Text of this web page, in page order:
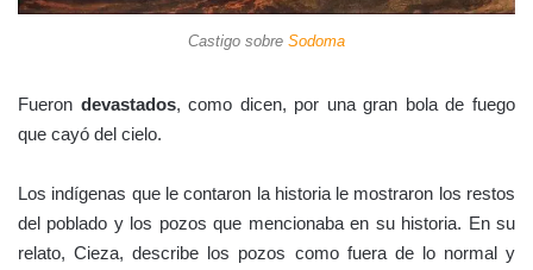
Castigo sobre Sodoma
Fueron devastados, como dicen, por una gran bola de fuego
que cayó del cielo.
Los indígenas que le contaron la historia le mostraron los restos
del poblado y los pozos que mencionaba en su historia. En su
relato, Cieza, describe los pozos como fuera de lo normal y